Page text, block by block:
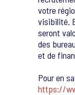
votre
visibilité.
seront
des
et de
Pour en
https://